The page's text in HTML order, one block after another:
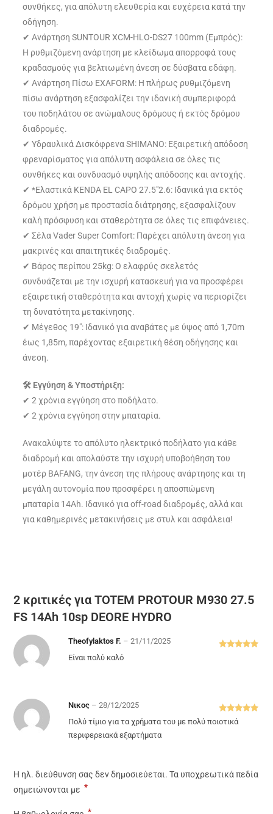
συνθήκες, για απόλυτη ελευθερία και ευχέρεια κατά την
οδήγηση.
✔ Ανάρτηση SUNTOUR XCM-HLO-DS27 100mm (Εμπρός):
Η ρυθμιζόμενη ανάρτηση με κλείδωμα απορροφά τους
κραδασμούς για βελτιωμένη άνεση σε δύσβατα εδάφη.
✔ Ανάρτηση Πίσω EXAFORM: Η πλήρως ρυθμιζόμενη
πίσω ανάρτηση εξασφαλίζει την ιδανική συμπεριφορά
του ποδηλάτου σε ανώμαλους δρόμους ή εκτός δρόμου
διαδρομές.
✔ Υδραυλικά Δισκόφρενα SHIMANO: Εξαιρετική απόδοση
φρεναρίσματος για απόλυτη ασφάλεια σε όλες τις
συνθήκες και συνδυασμό υψηλής απόδοσης και αντοχής.
✔ *Ελαστικά KENDA EL CAPO 27.5″2.6: Ιδανικά για εκτός
δρόμου χρήση με προστασία διάτρησης, εξασφαλίζουν
καλή πρόσφυση και σταθερότητα σε όλες τις επιφάνειες.
✔ Σέλα Vader Super Comfort: Παρέχει απόλυτη άνεση για
μακρινές και απαιτητικές διαδρομές.
✔ Βάρος περίπου 25kg: Ο ελαφρύς σκελετός
συνδυάζεται με την ισχυρή κατασκευή για να προσφέρει
εξαιρετική σταθερότητα και αντοχή χωρίς να περιορίζει
τη δυνατότητα μετακίνησης.
✔ Μέγεθος 19″: Ιδανικό για αναβάτες με ύψος από 1,70m
έως 1,85m, παρέχοντας εξαιρετική θέση οδήγησης και
άνεση.
🛠 Εγγύηση & Υποστήριξη:
✔ 2 χρόνια εγγύηση στο ποδήλατο.
✔ 2 χρόνια εγγύηση στην μπαταρία.
Ανακαλύψτε το απόλυτο ηλεκτρικό ποδήλατο για κάθε
διαδρομή και απολαύστε την ισχυρή υποβοήθηση του
μοτέρ BAFANG, την άνεση της πλήρους ανάρτησης και τη
μεγάλη αυτονομία που προσφέρει η αποσπώμενη
μπαταρία 14Ah. Ιδανικό για off-road διαδρομές, αλλά και
για καθημερινές μετακινήσεις με στυλ και ασφάλεια!
2 κριτικές γιαTOTEM PROTOUR M930 27.5
FS 14Ah 10sp DEORE HYDRO
Theofylaktos F. – 21/11/2025
Είναι πολύ καλό
Βαθμολογή
Νικος – 28/12/2025
Πολύ τίμιο για τα χρήματα του με πολύ ποιοτικά
περιφερειακά εξαρτήματα
Η ηλ. διεύθυνση σας δεν δημοσιεύεται. Τα υποχρεωτικά πεδία
σημειώνονται με *
*